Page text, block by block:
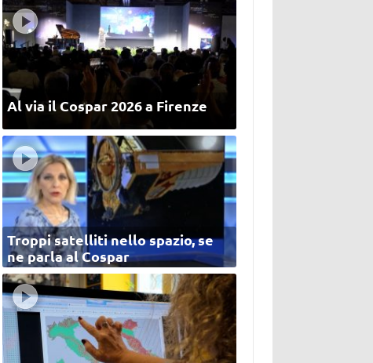
Al via il Cospar 2026 a Firenze
Troppi satelliti nello spazio, se
ne parla al Cospar